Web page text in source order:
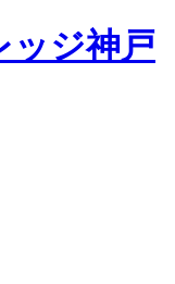
ッジ神戸